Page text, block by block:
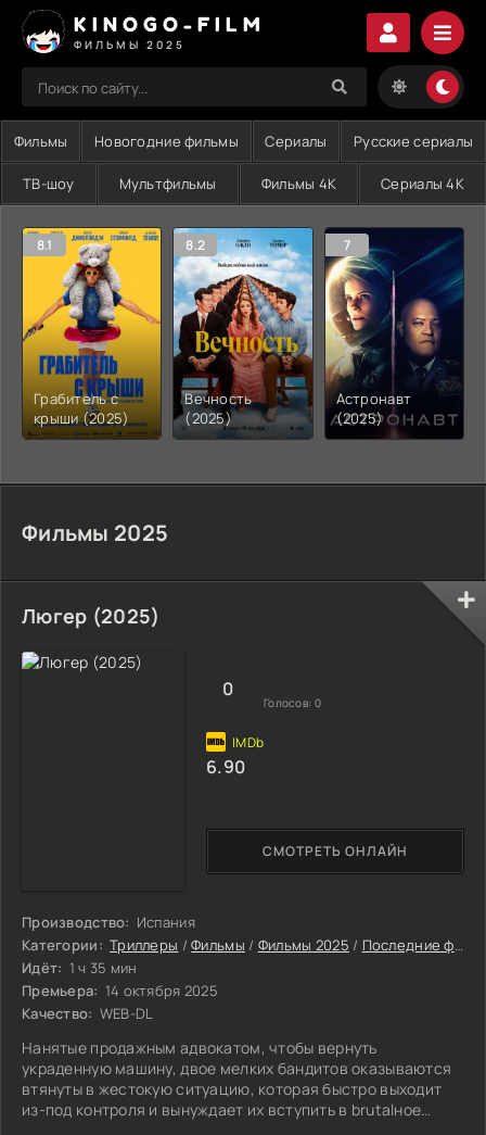
KINOGO-FILM
ФИЛЬМЫ 2025
Фильмы Новогодние фильмы Сериалы Русские сериалы
ТВ-шоу Мультфильмы Фильмы 4K Сериалы 4K
8.1
Грабитель с
крыши (2025)
8.2
Вечность
(2025)
7
Астронавт
(2025)
Фильмы 2025
Люгер (2025)
Производство: Испания
Категории: Триллеры /Фильмы / Фильмы 2025 / Последние фильмы 2025
Идёт: 1 ч 35 мин
Премьера: 14 октября 2025
Качество: WEB-DL
Нанятые продажным адвокатом, чтобы вернуть
украденную машину, двое мелких бандитов оказываются
втянуты в жестокую ситуацию, которая быстро выходит
из-под контроля и вынуждает их вступить в brutalное
СМОТРЕТЬ ОНЛАЙН
0
Голосов: 0
6.90